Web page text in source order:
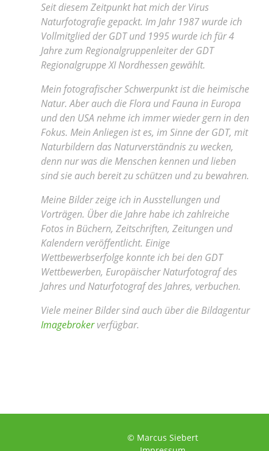
Seit diesem Zeitpunkt hat mich der Virus
Naturfotografie gepackt. Im Jahr 1987 wurde ich
Vollmitglied der GDT und 1995 wurde ich für 4
Jahre zum Regionalgruppenleiter der GDT
Regionalgruppe XI Nordhessen gewählt.
Mein fotografischer Schwerpunkt ist die heimische
Natur. Aber auch die Flora und Fauna in Europa
und den USA nehme ich immer wieder gern in den
Fokus. Mein Anliegen ist es, im Sinne der GDT, mit
Naturbildern das Naturverständnis zu wecken,
denn nur was die Menschen kennen und lieben
sind sie auch bereit zu schützen und zu bewahren.
Meine Bilder zeige ich in Ausstellungen und
Vorträgen. Über die Jahre habe ich zahlreiche
Fotos in Büchern, Zeitschriften, Zeitungen und
Kalendern veröffentlicht. Einige
Wettbewerbserfolge konnte ich bei den GDT
Wettbewerben, Europäischer Naturfotograf des
Jahres und Naturfotograf des Jahres, verbuchen.
Viele meiner Bilder sind auch über die Bildagentur
Imagebrokerverfügbar.
© Marcus Siebert